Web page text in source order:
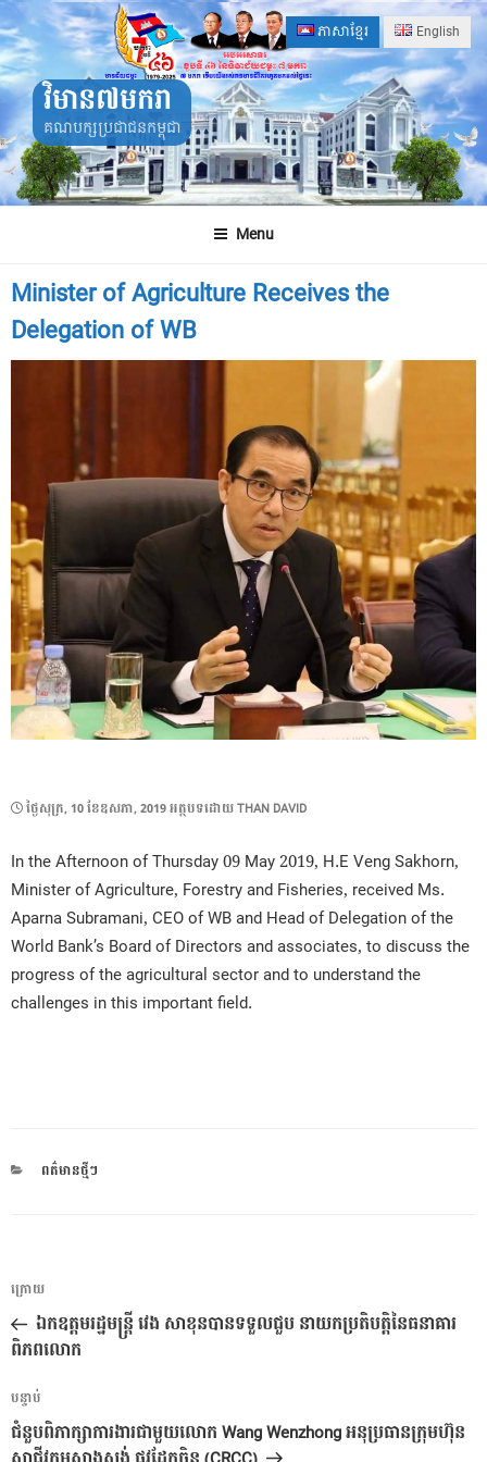
Skip
to
content
ភាសាខ្មែរ English
វិមាន៧មករា
គណបក្សប្រជាជនកម្ពុជា
Menu
Minister of Agriculture Receives the
Delegation of WB
POSTED
ថ្ងៃ​សុក្រ, 10 ខែ​ឧសភា, 2019អត្ថបទដោយTHAN DAVID
In the Afternoon of Thursday 09 May 2019, H.E Veng Sakhorn,
Minister of Agriculture, Forestry and Fisheries, received Ms.
Aparna Subramani, CEO of WB and Head of Delegation of the
World Bank’s Board of Directors and associates, to discuss the
progress of the agricultural sector and to understand the
challenges in this important field.
CATEGORIES
ពត៌មានថ្មីៗ
ការ​
នាំទិស​
ប្រកាស
អត្ថបទ
មុន
ក្រោយ
ឯកឧត្តមរដ្ឋមន្ត្រី វេង សាខុនបានទទួលជួប នាយកប្រតិបត្តិនៃធនាគារ
ពិភពលោក
អត្ថបទ
បន្ទាប់
បន្ទាប់
ជំនួបពិភាក្សាការងារជាមួយលោក Wang Wenzhong អនុប្រធានក្រុមហ៊ុន